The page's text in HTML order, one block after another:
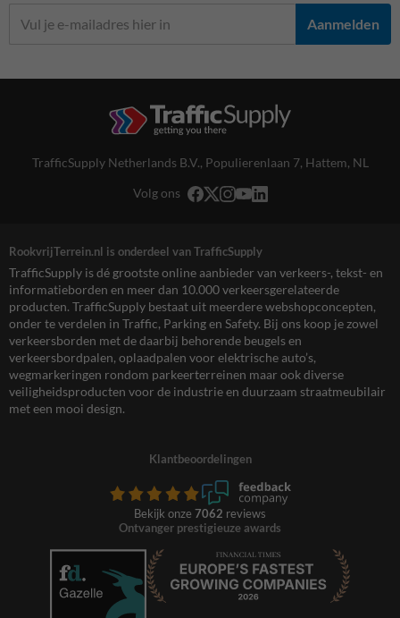
Aanmelden
TrafficSupply Netherlands B.V., Populierenlaan 7, Hattem, NL
Volg ons
RookvrijTerrein.nl is onderdeel van TrafficSupply
TrafficSupply is dé grootste online aanbieder van verkeers-, tekst- en
informatieborden en meer dan 10.000 verkeersgerelateerde
producten. TrafficSupply bestaat uit meerdere webshopconcepten,
onder te verdelen in Traffic, Parking en Safety. Bij ons koop je zowel
verkeersborden met de daarbij behorende beugels en
verkeersbordpalen, oplaadpalen voor elektrische auto’s,
wegmarkeringen rondom parkeerterreinen maar ook diverse
veiligheidsproducten voor de industrie en duurzaam straatmeubilair
met een mooi design.
Klantbeoordelingen
Bekijk onze 7062 reviews
Ontvanger prestigieuze awards